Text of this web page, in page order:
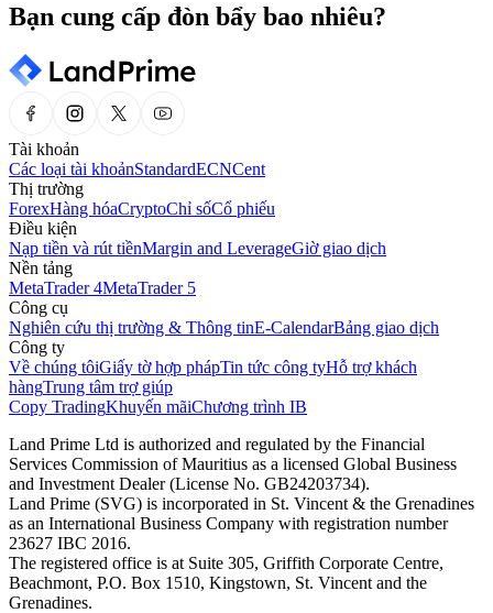
Bạn cung cấp đòn bẩy bao nhiêu?
Tài khoản
Các loại tài khoảnStandardECNCent
Thị trường
ForexHàng hóaCryptoChỉ sốCổ phiếu
Điều kiện
Nạp tiền và rút tiềnMargin and LeverageGiờ giao dịch
Nền tảng
MetaTrader 4MetaTrader 5
Công cụ
Nghiên cứu thị trường & Thông tinE-CalendarBảng giao dịch
Công ty
Về chúng tôiGiấy tờ hợp phápTin tức công tyHỗ trợ khách
hàngTrung tâm trợ giúp
Copy TradingKhuyến mãiChương trình IB
Land Prime Ltd is authorized and regulated by the Financial
Services Commission of Mauritius as a licensed Global Business
and Investment Dealer (License No. GB24203734).
Land Prime (SVG) is incorporated in St. Vincent & the Grenadines
as an International Business Company with registration number
23627 IBC 2016.
The registered office is at Suite 305, Griffith Corporate Centre,
Beachmont, P.O. Box 1510, Kingstown, St. Vincent and the
Grenadines.